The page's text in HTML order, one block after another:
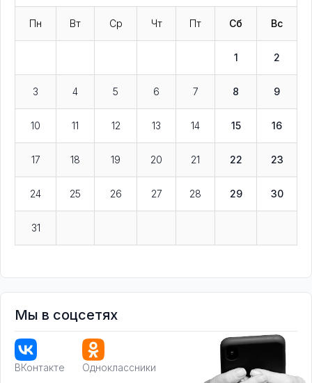
Пн Вт Ср Чт Пт Сб Вс
1 2
3 4 5 6 7 8 9
10 11 12 13 14 15 16
17 18 19 20 21 22 23
24 25 26 27 28 29 30
31
Мы в соцсетях
ВКонтакте Одноклассники